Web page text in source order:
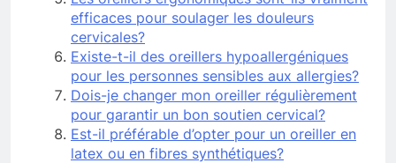
efficaces pour soulager les douleurs
cervicales?
Existe-t-il des oreillers hypoallergéniques
pour les personnes sensibles aux allergies?
Dois-je changer mon oreiller régulièrement
pour garantir un bon soutien cervical?
Est-il préférable d’opter pour un oreiller en
latex ou en fibres synthétiques?